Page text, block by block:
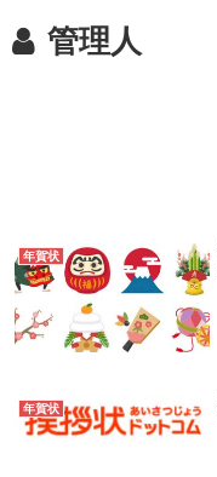
管理人
年賀状
年賀状